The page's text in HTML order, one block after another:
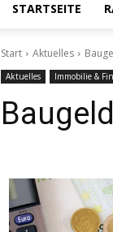
STARTSEITE
Start Aktuelles
Aktuelles Immobilie &